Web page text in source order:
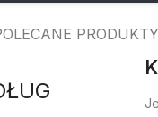
PRODUKTY